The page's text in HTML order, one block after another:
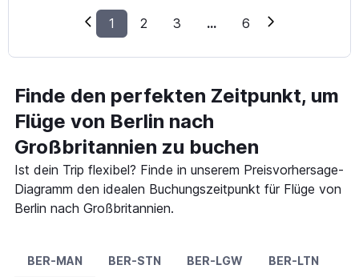
1 2 3 ... 6
Finde den perfekten Zeitpunkt, um
Flüge von Berlin nach
Großbritannien zu buchen
Ist dein Trip flexibel? Finde in unserem Preisvorhersage-
Diagramm den idealen Buchungszeitpunkt für Flüge von
Berlin nach Großbritannien.
BER-MAN BER-STN BER-LGW BER-LTN